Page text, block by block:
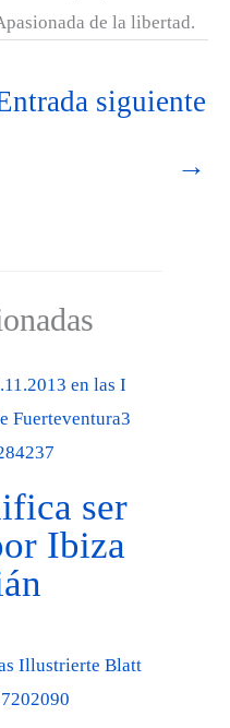
de la libertad.
siguiente
→
ser
Ibiza